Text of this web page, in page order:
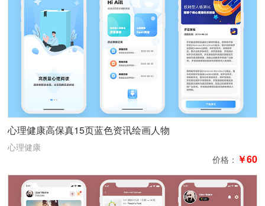
心理健康高保真15页蓝色资讯绘画人物
心理健康
价格： ￥60